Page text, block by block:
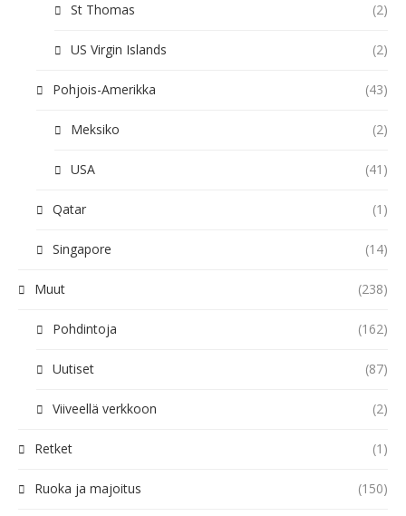
St Thomas (2)
US Virgin Islands (2)
Pohjois-Amerikka (43)
Meksiko (2)
USA (41)
Qatar (1)
Singapore (14)
Muut (238)
Pohdintoja (162)
Uutiset (87)
Viiveellä verkkoon (2)
Retket (1)
Ruoka ja majoitus (150)